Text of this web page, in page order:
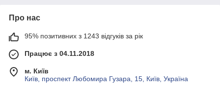
Про нас
95% позитивних з 1243 відгуків за рік
Працює з 04.11.2018
м. Київ
Київ, проспект Любомира Гузара, 15, Київ, Україна